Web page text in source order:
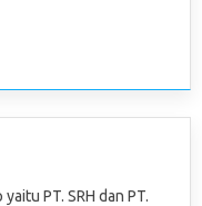
PT. SRH dan PT.